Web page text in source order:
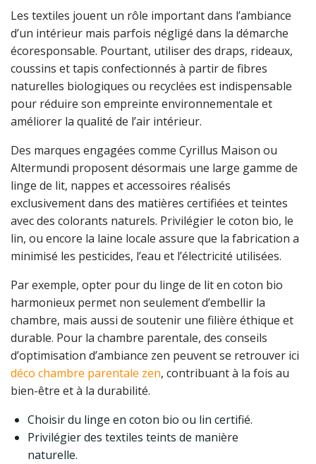
Les textiles jouent un rôle important dans l’ambiance
d’un intérieur mais parfois négligé dans la démarche
écoresponsable. Pourtant, utiliser des draps, rideaux,
coussins et tapis confectionnés à partir de fibres
naturelles biologiques ou recyclées est indispensable
pour réduire son empreinte environnementale et
améliorer la qualité de l’air intérieur.
Des marques engagées comme Cyrillus Maison ou
Altermundi proposent désormais une large gamme de
linge de lit, nappes et accessoires réalisés
exclusivement dans des matières certifiées et teintes
avec des colorants naturels. Privilégier le coton bio, le
lin, ou encore la laine locale assure que la fabrication a
minimisé les pesticides, l’eau et l’électricité utilisées.
Par exemple, opter pour du linge de lit en coton bio
harmonieux permet non seulement d’embellir la
chambre, mais aussi de soutenir une filière éthique et
durable. Pour la chambre parentale, des conseils
d’optimisation d’ambiance zen peuvent se retrouver ici
déco chambre parentale zen, contribuant à la fois au
bien-être et à la durabilité.
Choisir du linge en coton bio ou lin certifié.
Privilégier des textiles teints de manière
naturelle.